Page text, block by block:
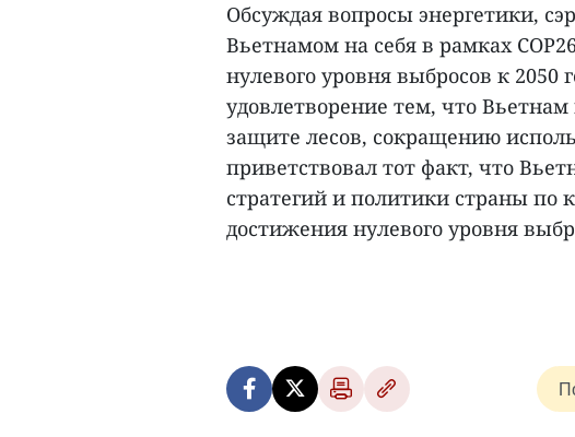
Обсуждая вопросы энергетики,
Вьетнамом на себя в рамках
нулевого уровня выбросов к 2050
удовлетворение тем, что Вьетнам
защите лесов, сокращению
приветствовал тот факт, что
стратегий и политики страны по
достижения нулевого уровня